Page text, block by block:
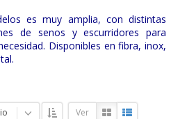
es muy amplia, con distintas
de senos y escurridores para
Disponibles en fibra, inox,
Ver